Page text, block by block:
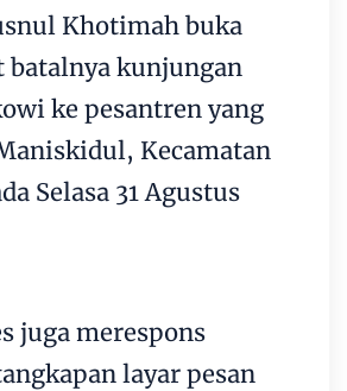
Khotimah buka
batalnya kunjungan
ke pesantren yang
Kecamatan
Selasa 31 Agustus
juga merespons
layar pesan